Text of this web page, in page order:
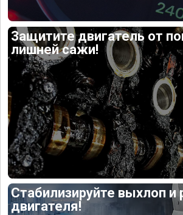
Защитите двигатель от
лишней сажи!
Стабилизируйте выхлоп и
двигателя!